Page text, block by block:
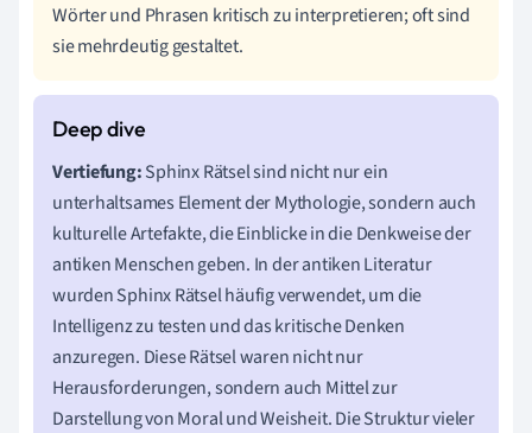
Wörter und Phrasen kritisch zu interpretieren; oft sind
sie mehrdeutig gestaltet.
Vertiefung:Sphinx Rätsel sind nicht nur ein
unterhaltsames Element der Mythologie, sondern auch
kulturelle Artefakte, die Einblicke in die Denkweise der
antiken Menschen geben. In der antiken Literatur
wurden Sphinx Rätsel häufig verwendet, um die
Intelligenz zu testen und das kritische Denken
anzuregen. Diese Rätsel waren nicht nur
Herausforderungen, sondern auch Mittel zur
Darstellung von Moral und Weisheit. Die Struktur vieler